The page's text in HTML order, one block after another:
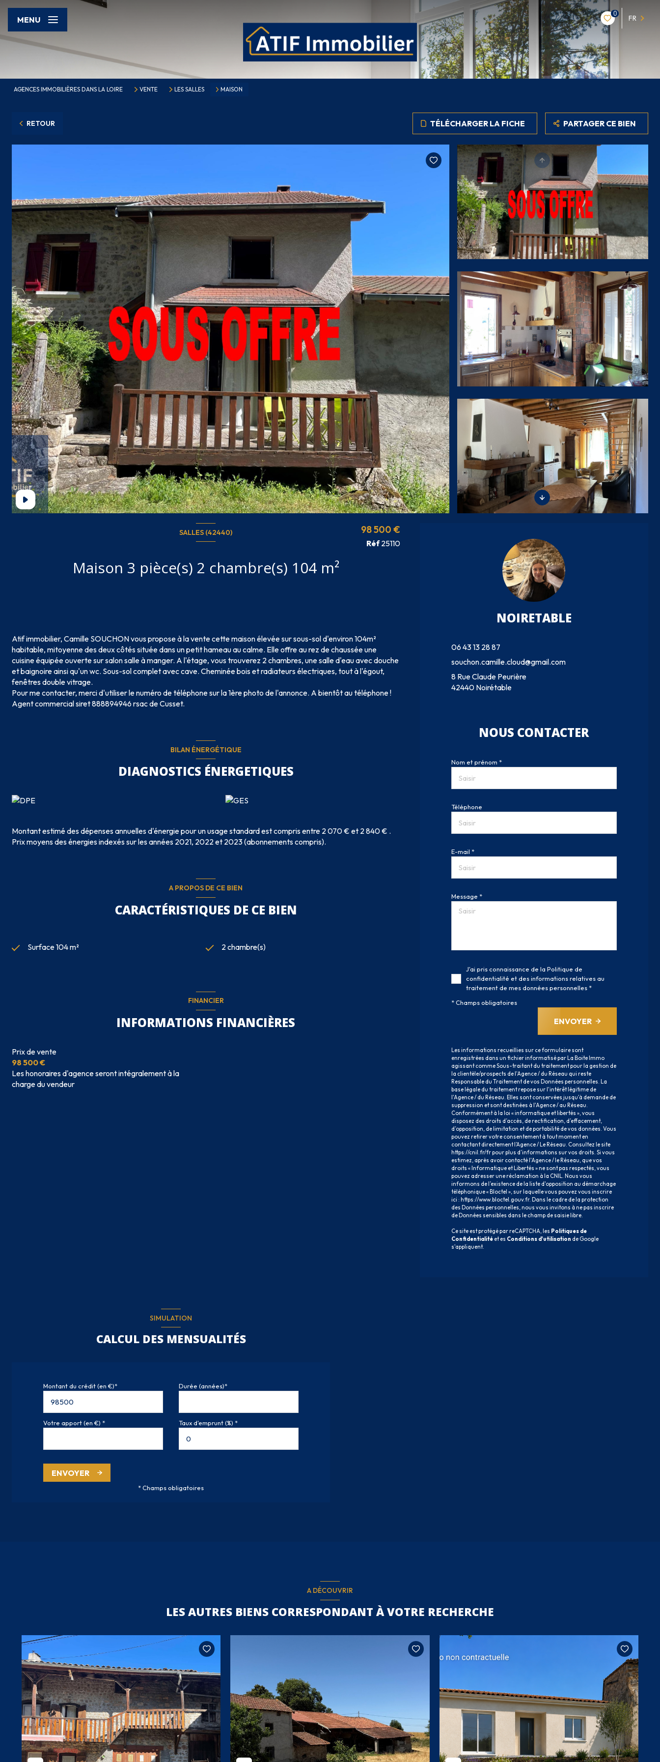
0
FR
MENU
AGENCES IMMOBILIÈRES DANS LA LOIRE VENTE LES SALLES MAISON
RETOUR TÉLÉCHARGER LA FICHE PARTAGER CE BIEN
SALLES (42440)
Maison 3 pièce(s) 2 chambre(s) 104 m²
98 500 €
Réf25110
Atif immobilier, Camille SOUCHON vous propose à la vente cette maison élevée sur sous-sol d'environ 104m²
habitable, mitoyenne des deux côtés située dans un petit hameau au calme. Elle offre au rez de chaussée une
cuisine équipée ouverte sur salon salle à manger. A l'étage, vous trouverez 2 chambres, une salle d'eau avec douche
et baignoire ainsi qu'un wc. Sous-sol complet avec cave. Cheminée bois et radiateurs électriques, tout à l'égout,
fenêtres double vitrage.
Pour me contacter, merci d'utiliser le numéro de téléphone sur la 1ère photo de l'annonce. A bientôt au téléphone !
Agent commercial siret 888894946 rsac de Cusset.
BILAN ÉNERGÉTIQUE
DIAGNOSTICS ÉNERGETIQUES
Montant estimé des dépenses annuelles d'énergie pour un usage standard est compris entre 2 070 € et 2 840 € .
Prix moyens des énergies indexés sur les années 2021, 2022 et 2023 (abonnements compris).
A PROPOS DE CE BIEN
CARACTÉRISTIQUES DE CE BIEN
Surface 104 m² 2 chambre(s)
FINANCIER
INFORMATIONS FINANCIÈRES
Prix de vente
98 500 €
Les honoraires d'agence seront intégralement à la
charge du vendeur
NOIRETABLE
06 43 13 28 87
souchon.camille.cloud@gmail.com
8 Rue Claude Peurière
42440 Noirétable
NOUS CONTACTER
Nom et prénom *
Téléphone
E-mail *
Message *
J'ai pris connaissance de la Politique de
confidentialité et des informations relatives au
traitement de mes données personnelles *
* Champs obligatoires
ENVOYER
Les informations recueillies sur ce formulaire sont
enregistrées dans un fichier informatisé par La Boite Immo
agissant comme Sous-traitant du traitement pour la gestion de
la clientèle/prospects de l'Agence / du Réseau qui reste
Responsable du Traitement de vos Données personnelles. La
base légale du traitement repose sur l'intérêt légitime de
l'Agence / du Réseau. Elles sont conservées jusqu'à demande de
suppression et sont destinées à l'Agence / au Réseau.
Conformément à la loi « informatique et libertés », vous
disposez des droits d’accès, de rectification, d’effacement,
d’opposition, de limitation et de portabilité de vos données. Vous
pouvez retirer votre consentement à tout moment en
contactant directement l’Agence / Le Réseau. Consultez le site
https://cnil.fr/frpour plus d’informations sur vos droits. Si vous
estimez, après avoir contacté l'Agence / le Réseau, que vos
droits « Informatique et Libertés » ne sont pas respectés, vous
pouvez adresser une réclamation à la CNIL. Nous vous
informons de l’existence de la liste d'opposition au démarchage
téléphonique « Bloctel », sur laquelle vous pouvez vous inscrire
ici : https://www.bloctel.gouv.fr. Dans le cadre de la protection
des Données personnelles, nous vous invitons à ne pas inscrire
de Données sensibles dans le champ de saisie libre.
Ce site est protégé par reCAPTCHA, les Politiques de
Confidentialitéet es Conditions d'utilisation de Google
s'appliquent.
SIMULATION
CALCUL DES MENSUALITÉS
Montant du crédit (en €)* Durée (années)*
Votre apport (en €) * Taux d'emprunt (%) *
ENVOYER
* Champs obligatoires
A DÉCOUVRIR
LES AUTRES BIENS CORRESPONDANT À VOTRE RECHERCHE